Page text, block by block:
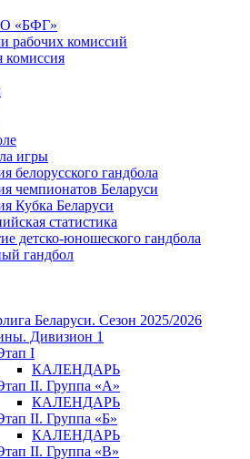
«БФГ»
рабочих комиссий
комиссия
игры
белорусского гандбола
чемпионатов Беларуси
Кубка Беларуси
статистика
детско-юношеского гандбола
гандбол
Беларуси. Сезон 2025/2026
Дивизион 1
I
КАЛЕНДАРЬ
II. Группа «А»
КАЛЕНДАРЬ
II. Группа «Б»
КАЛЕНДАРЬ
II. Группа «В»